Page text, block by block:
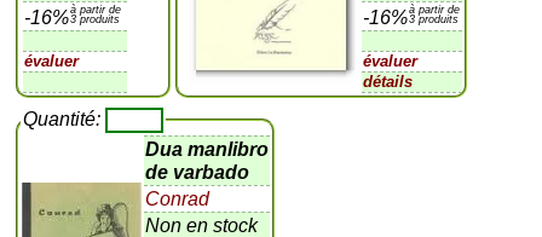
-16%à partir de
3 produits
évaluer
-16%à partir de
3 produits
évaluer
détails
Quantité:
Dua manlibro
de varbado
Conrad
Non en stock